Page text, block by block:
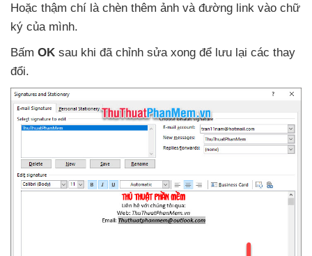
Hoặc thậm chí là chèn thêm ảnh và đường link vào chữ
ký của mình.
Bấm OK sau khi đã chỉnh sửa xong để lưu lại các thay
đổi.